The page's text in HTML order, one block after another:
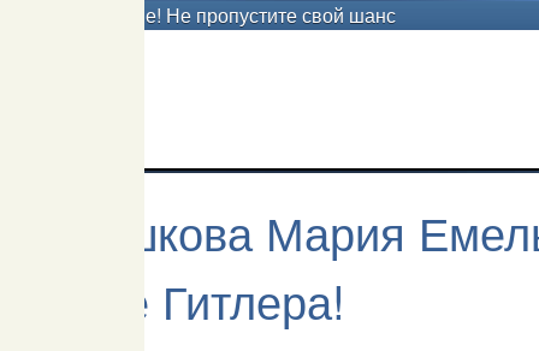
Внимание! Не пропустите свой шанс
Гришкова Мария
хуже Гитлера!